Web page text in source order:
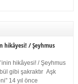
hikâyesi! / Şeyhmus
hikâyesi! / Şeyhmus
gibi şakraktır Aşk
14 yıl önce